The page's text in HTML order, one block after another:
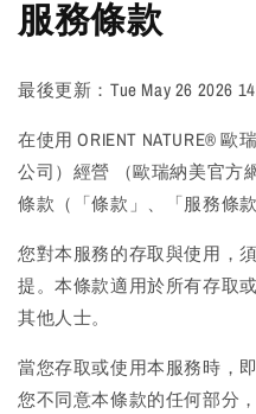
服務條款
最後更新：Tue May 26 2026
在使用 ORIENT NATURE®
公司）經營 （歐瑞納美官方
條款（「條款」、「服務條款
您對本服務的存取與使用，
提。本條款適用於所有存取
其他人士。
當您存取或使用本服務時，
您不同意本條款的任何部分